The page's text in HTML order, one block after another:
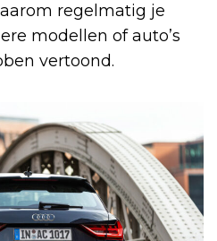
regelmatig je
modellen of auto’s
vertoond.